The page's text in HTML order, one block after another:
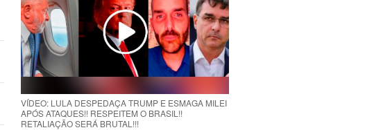
VÍDEO: LULA DESPEDAÇA TRUMP E ESMAGA MILEI
APÓS ATAQUES!! RESPEITEM O BRASIL!!
RETALIAÇÃO SERÁ BRUTAL!!!